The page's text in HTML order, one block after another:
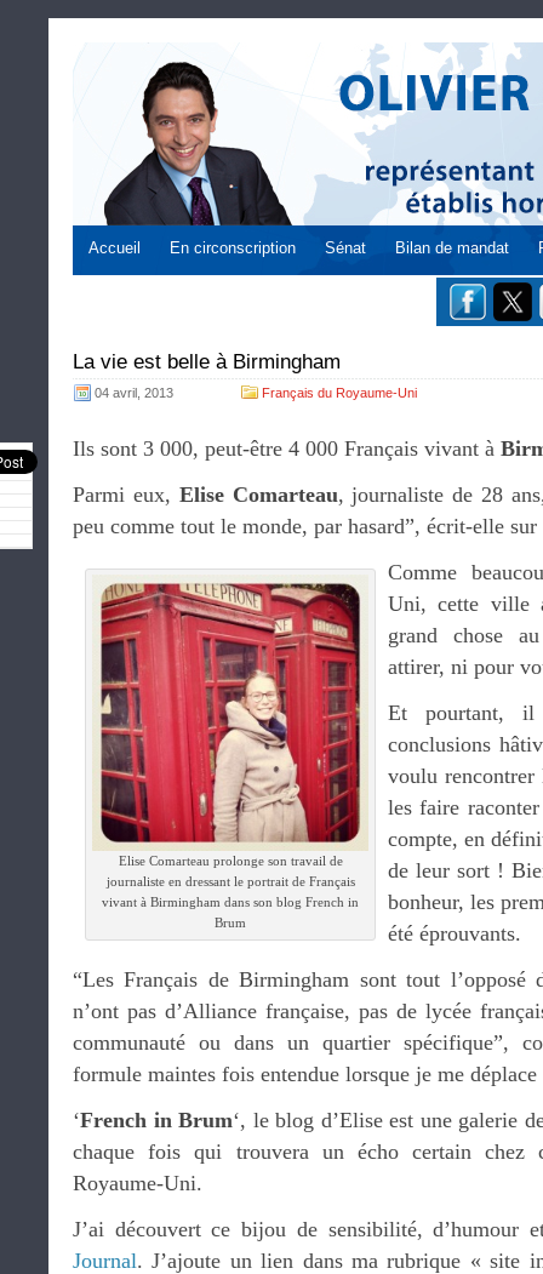
Accueil En circonscription Sénat Bilan de mandat
La vie est belle à Birmingham
04 avril, 2013 Français du Royaume-Uni
Ils sont 3 000, peut-être 4 000 Français vivant à
Parmi eux, Elise Comarteau, journaliste de 28
peu comme tout le monde, par hasard”, écrit-elle
Elise Comarteau prolonge son travail de
journaliste en dressant le portrait de Français
vivant à Birmingham dans son blog French in
Brum
Comme
Uni, cette ville
grand chose
attirer, ni pour
Et pourtant,
conclusions
voulu rencontrer
les faire
compte, en
de leur sort !
bonheur, les
été éprouvants.
“Les Français de Birmingham sont tout l’opposé
n’ont pas d’Alliance française, pas de lycée
communauté ou dans un quartier spécifique”,
formule maintes fois entendue lorsque je me
‘French in Brum‘, le blog d’Elise est une galerie
chaque fois qui trouvera un écho certain chez
Royaume-Uni.
J’ai découvert ce bijou de sensibilité, d’humour
Journal. J’ajoute un lien dans ma rubrique « site